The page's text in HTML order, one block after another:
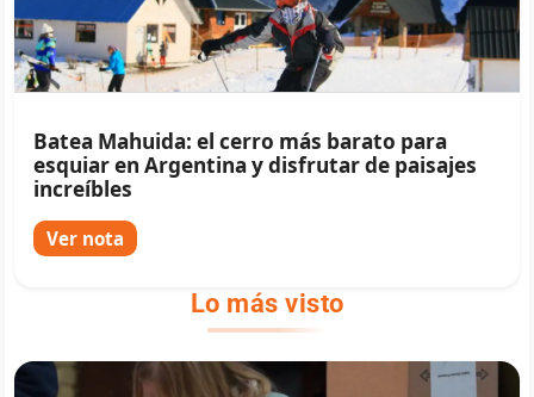
Batea Mahuida: el cerro más barato para
esquiar en Argentina y disfrutar de paisajes
increíbles
Ver nota
Lo más visto